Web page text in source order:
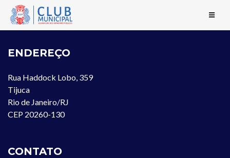
ENDEREÇO
Rua Haddock Lobo, 359
Tijuca
Rio de Janeiro/RJ
CEP 20260-130
CONTATO